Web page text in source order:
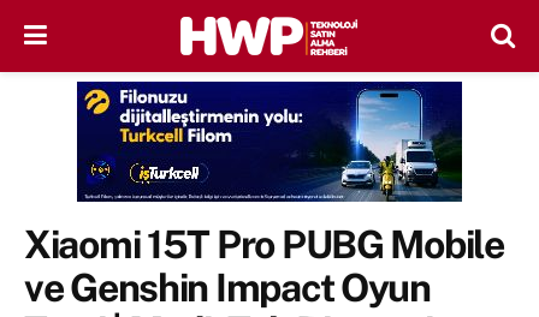
Xiaomi 15T Pro PUBG Mobile
ve Genshin Impact Oyun